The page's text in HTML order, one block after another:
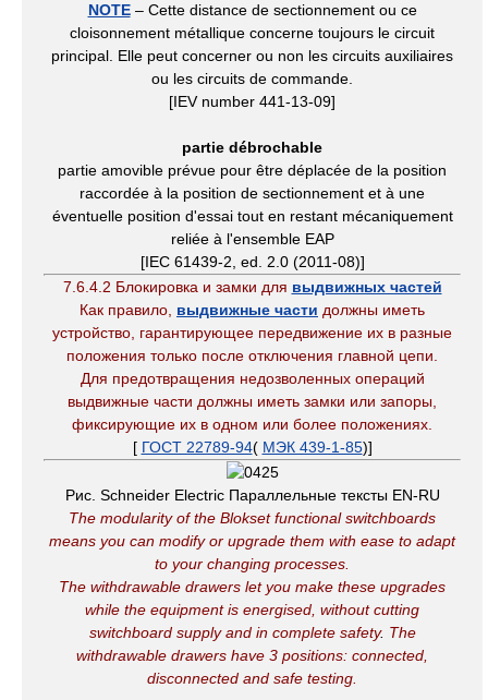
NOTE– Cette distance de sectionnement ou ce
cloisonnement métallique concerne toujours le circuit
principal. Elle peut concerner ou non les circuits auxiliaires
ou les circuits de commande.
[IEV number 441-13-09]
partie débrochable
partie amovible prévue pour être déplacée de la position
raccordée à la position de sectionnement et à une
éventuelle position d'essai tout en restant mécaniquement
reliée à l'ensemble EAP
[IEC 61439-2, ed. 2.0 (2011-08)]
7.6.4.2 Блокировка и замки для выдвижных частей
Как правило, выдвижные части должны иметь
устройство, гарантирующее передвижение их в разные
положения только после отключения главной цепи.
Для предотвращения недозволенных операций
выдвижные части должны иметь замки или запоры,
фиксирующие их в одном или более положениях.
[ ГОСТ 22789-94( МЭК 439-1-85)]
Рис. Schneider Electric Параллельные тексты EN-RU
The modularity of the Blokset functional switchboards
means you can modify or upgrade them with ease to adapt
to your changing processes.
The withdrawable drawers let you make these upgrades
while the equipment is energised, without cutting
switchboard supply and in complete safety. The
withdrawable drawers have 3 positions: connected,
disconnected and safe testing.